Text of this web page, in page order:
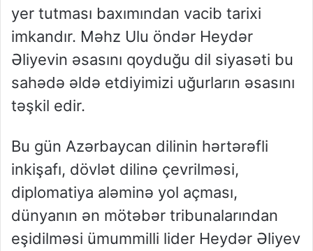
yer tutması baxımından vacib tarixi
imkandır. Məhz Ulu öndər Heydər
Əliyevin əsasını qoyduğu dil siyasəti bu
sahədə əldə etdiyimizi uğurların əsasını
təşkil edir.
Bu gün Azərbaycan dilinin hərtərəfli
inkişafı, dövlət dilinə çevrilməsi,
diplomatiya aləminə yol açması,
dünyanın ən mötəbər tribunalarından
eşidilməsi ümummilli lider Heydər Əliyev